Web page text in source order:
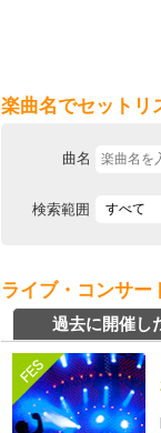
楽曲名でセットリ
曲名
検索範囲
ライブ・コンサー
過去に開催し